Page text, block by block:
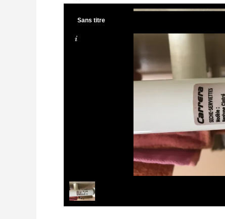
Sans titre